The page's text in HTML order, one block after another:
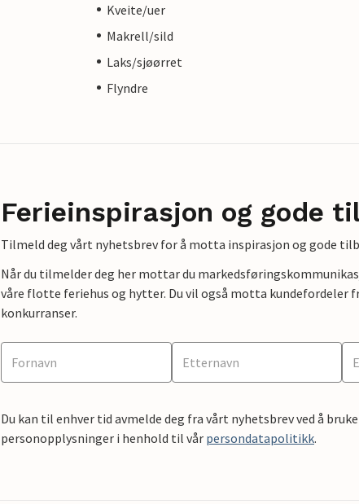
Kveite/uer
Makrell/sild
Laks/sjøørret
Flyndre
Ferieinspirasjon og gode
Tilmeld deg vårt nyhetsbrev for å motta inspirasjon og gode
Når du tilmelder deg her mottar du
våre flotte feriehus og hytter. Du vil også motta kundefordeler
konkurranser.
Du kan til enhver tid avmelde deg fra vårt nyhetsbrev ved å
personopplysninger i henhold til vår persondatapolitikk.